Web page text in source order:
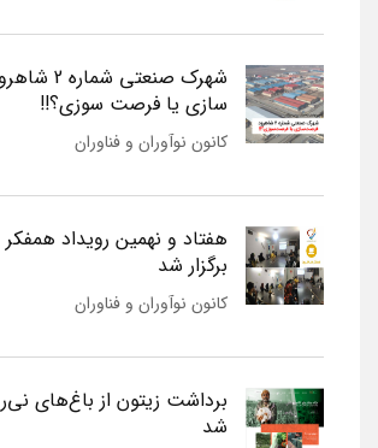
شهرک صنعتی
سازی یا فرصت سوزی؟!!
کانون نوآوران و فناوران
هفتاد و نهمین رویداد
برگزار شد
کانون نوآوران و فناوران
برداشت زیتون از باغ‌های
شد